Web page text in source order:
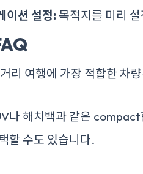
이션 설정: 목적지를 미리
리 여행에 가장 적합한 차
나 해치백과 같은
할 수도 있습니다.